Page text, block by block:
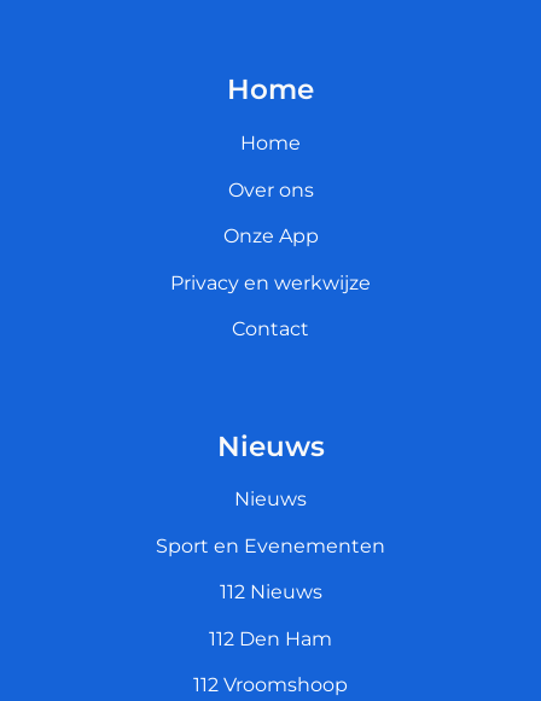
Home
Home
Over ons
Onze App
Privacy en werkwijze
Contact
Nieuws
Nieuws
Sport en Evenementen
112 Nieuws
112 Den Ham
112 Vroomshoop